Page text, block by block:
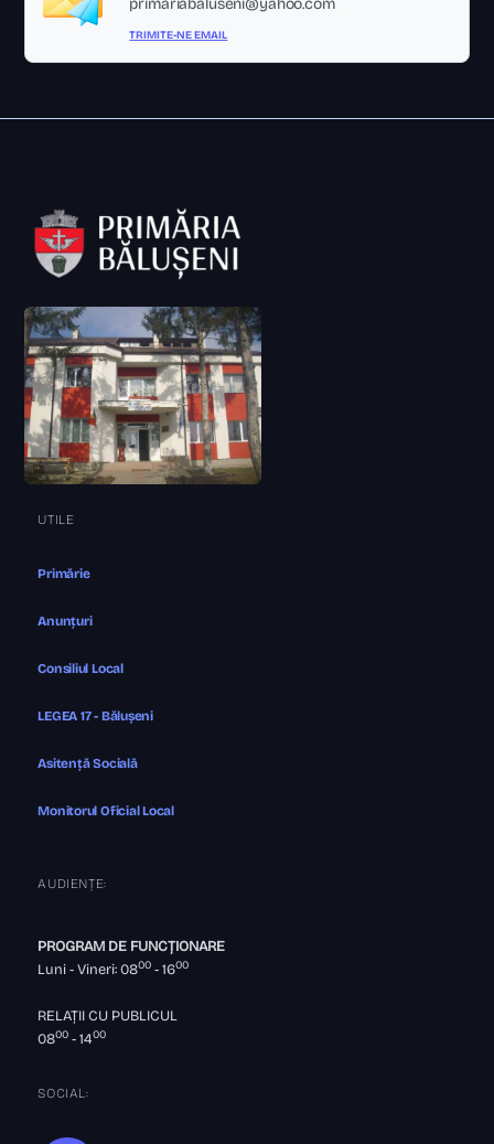
TRIMITE-NE EMAIL
UTILE
Primărie
Anunțuri
Consiliul Local
LEGEA 17 - Bălușeni
Asitență Socială
Monitorul Oficial Local
AUDIENȚE:
PROGRAM DE FUNCȚIONARE
Luni - Vineri: 0800 - 1600
RELAȚII CU PUBLICUL
0800 - 1400
SOCIAL: